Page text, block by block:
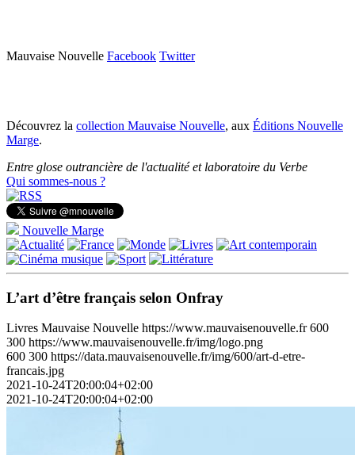
Mauvaise Nouvelle Facebook Twitter
Découvrez la collection Mauvaise Nouvelle, aux Éditions Nouvelle
Marge.
Entre glose outrancière de l'actualité et laboratoire du Verbe
Qui sommes-nous ?
Nouvelle Marge
L’art d’être français selon Onfray
Livres Mauvaise Nouvelle https://www.mauvaisenouvelle.fr 600
300 https://www.mauvaisenouvelle.fr/img/logo.png
600 300 https://data.mauvaisenouvelle.fr/img/600/art-d-etre-
francais.jpg
2021-10-24T20:00:04+02:00
2021-10-24T20:00:04+02:00